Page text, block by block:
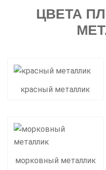
ЦВЕТА
красный металлик
морковный металлик